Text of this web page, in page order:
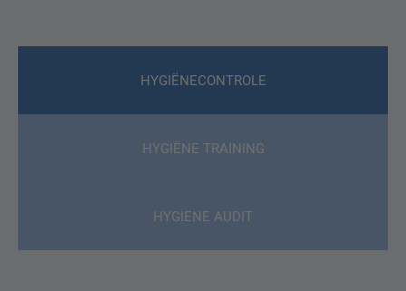
HYGIËNECONTROLE
HYGIËNE TRAINING
HYGIENE AUDIT